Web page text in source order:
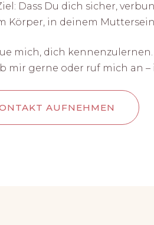
Dass Du dich sicher,
Körper, in deinem
mich, dich kennenzulernen.
mir gerne oder ruf mich an
AUFNEHMEN